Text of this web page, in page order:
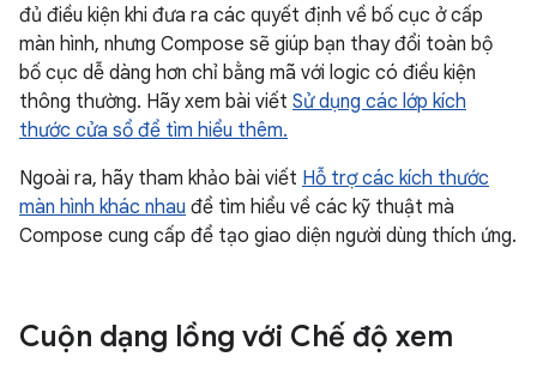
đủ điều kiện khi đưa ra các quyết định về bố cục ở cấp
màn hình, nhưng Compose sẽ giúp bạn thay đổi toàn bộ
bố cục dễ dàng hơn chỉ bằng mã với logic có điều kiện
thông thường. Hãy xem bài viết Sử dụng các lớp kích
thước cửa sổ để tìm hiểu thêm.
Ngoài ra, hãy tham khảo bài viết Hỗ trợ các kích thước
màn hình khác nhau để tìm hiểu về các kỹ thuật mà
Compose cung cấp để tạo giao diện người dùng thích ứng.
Cuộn dạng lồng với Chế độ xem